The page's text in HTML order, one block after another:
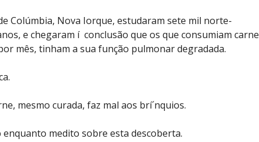
Colúmbia, Nova Iorque, estudaram sete mil norte-
e chegaram í conclusão que os que consumiam carne
mês, tinham a sua função pulmonar degradada.
mesmo curada, faz mal aos brí´nquios.
medito sobre esta descoberta.